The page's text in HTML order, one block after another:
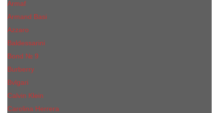
Armaf
Armand Basi
Azzaro
Baldessarini
Bond № 9
Burberry
Bvlgari
Calvin Klein
Carolina Herrera